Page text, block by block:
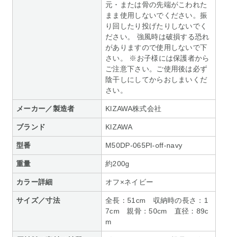
元・または骨の先端がこわれた
まま使用しないでください。振
り回したり投げたりしないでく
ださい。 強風時は破損する恐れ
がありますので使用しないで下
さい。 ※お子様には保護者から
ご注意下さい。ご使用後は必ず
陰干しにしてからおしまいくだ
さい。
メーカー／製造者 KIZAWA株式会社
ブランド KIZAWA
型番 M50DP-065PI-off-navy
重量 約200g
カラー詳細 オフ×ネイビー
サイズ／寸法
全長：51cm 収納時の長さ：1
7cm 親骨：50cm 直径：89c
m